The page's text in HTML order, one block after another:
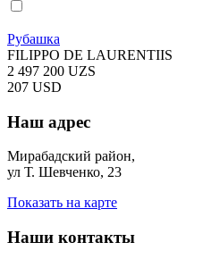
Рубашка
FILIPPO DE LAURENTIIS
2 497 200 UZS
207 USD
Наш адрес
Мирабадский район,
ул Т. Шевченко, 23
Показать на карте
Наши контакты